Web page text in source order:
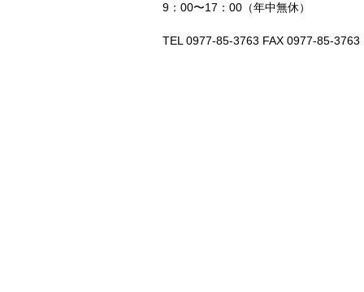
9：00〜17：00（年中無休）
TEL 0977-85-3763 FAX 0977-85-3763